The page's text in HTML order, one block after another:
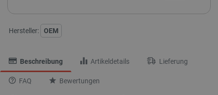
Hersteller: OEM
Beschreibung Artikeldetails Lieferung
FAQ Bewertungen